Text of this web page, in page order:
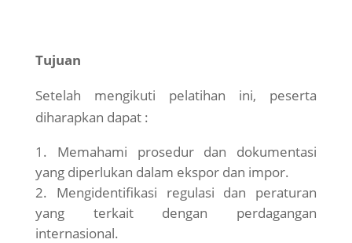
Tujuan
Setelah mengikuti pelatihan ini, peserta
diharapkan dapat :
Memahami prosedur dan dokumentasi
yang diperlukan dalam ekspor dan impor.
Mengidentifikasi regulasi dan peraturan
yang terkait dengan perdagangan
internasional.